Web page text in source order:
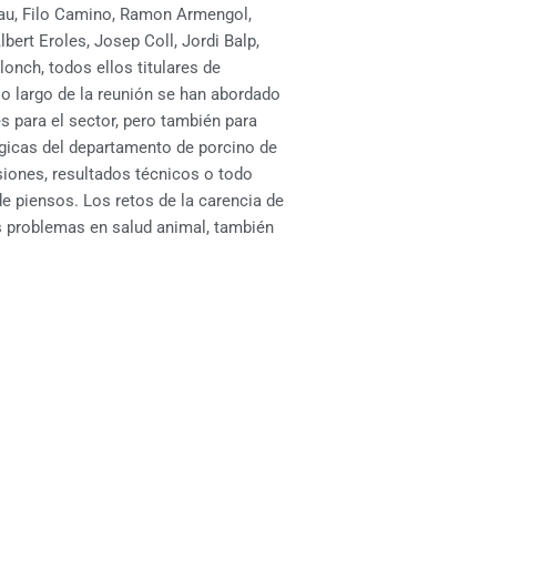
Filo Camino, Ramon Armengol,
Eroles, Josep Coll, Jordi Balp,
todos ellos titulares de
largo de la reunión se han abordado
para el sector, pero también para
del departamento de porcino de
resultados técnicos o todo
piensos. Los retos de la carencia de
en salud animal, también